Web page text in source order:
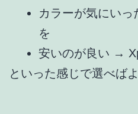
カラーが気にい
を
安いのが良い →
といった感じで選べば